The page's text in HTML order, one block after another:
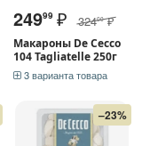
24999 ₽ 32400 ₽
Макароны De Cecco
104 Tagliatelle 250г
3 варианта товара
–23%